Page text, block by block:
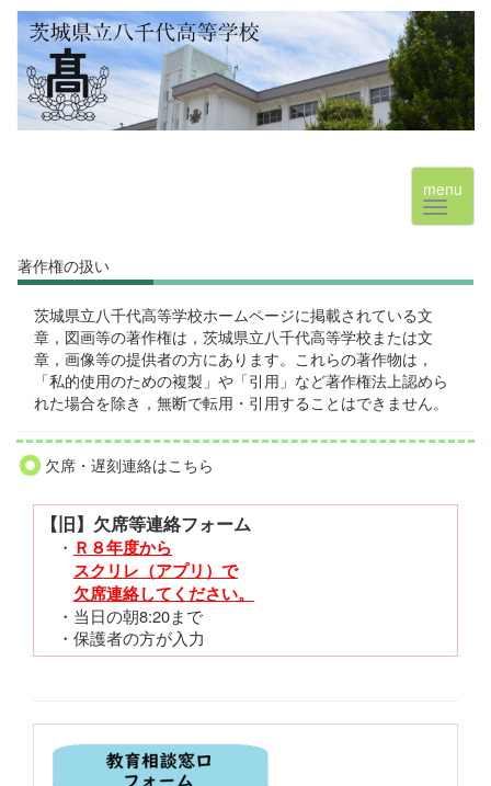
menu
著作権の扱い
茨城県立八千代高等学校ホームページに掲載されている文
章，図画等の著作権は，茨城県立八千代高等学校または文
章，画像等の提供者の方にあります。これらの著作物は，
「私的使用のための複製」や「引用」など著作権法上認めら
れた場合を除き，無断で転用・引用することはできません。
欠席・遅刻連絡はこちら
【旧】欠席等連絡フォーム
・ Ｒ８年度から
スクリレ（アプリ）で
欠席連絡してください。
・当日の朝8:20まで
・保護者の方が入力